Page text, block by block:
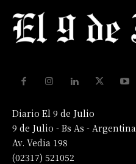
Diario El 9 de Julio
9 de Julio - Bs As - Argentina
Av. Vedia 198
(02317) 521052